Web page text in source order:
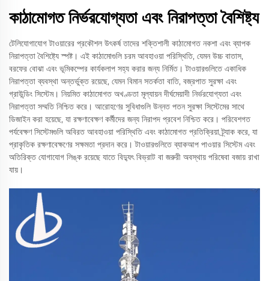
কাঠামোগত নির্ভরযোগ্যতা এবং নিরাপত্তা বৈশিষ্ট্য
টেলিযোগাযোগ টাওয়ারের প্রকৌশল উৎকর্ষ তাদের শক্তিশালী কাঠামোগত নকশা এবং ব্যাপক
নিরাপত্তা বৈশিষ্ট্যে স্পষ্ট। এই কাঠামোগুলি চরম আবহাওয়া পরিস্থিতি, যেমন উচ্চ বাতাস,
বরফের বোঝা এবং ভূমিকম্পের কার্যকলাপ সহ্য করার জন্য নির্মিত। টাওয়ারগুলিতে একাধিক
নিরাপত্তা ব্যবস্থা অন্তর্ভুক্ত রয়েছে, যেমন বিমান সতর্কতা বাতি, বজ্রপাত সুরক্ষা এবং
গ্রাউন্ডিং সিস্টেম। নিয়মিত কাঠামোগত অখণ্ডতা মূল্যায়ন দীর্ঘমেয়াদী নির্ভরযোগ্যতা এবং
নিরাপত্তা সম্মতি নিশ্চিত করে। আরোহণের সুবিধাগুলি উন্নত পতন সুরক্ষা সিস্টেমের সাথে
ডিজাইন করা হয়েছে, যা রক্ষণাবেক্ষণ কর্মীদের জন্য নিরাপদ প্রবেশ নিশ্চিত করে। পরিবেশগত
পর্যবেক্ষণ সিস্টেমগুলি অবিরত আবহাওয়া পরিস্থিতি এবং কাঠামোগত প্রতিক্রিয়া ট্র্যাক করে, যা
প্রাকৃতিক রক্ষণাবেক্ষণের সক্ষমতা প্রদান করে। টাওয়ারগুলিতে ব্যাকআপ পাওয়ার সিস্টেম এবং
অতিরিক্ত যোগাযোগ লিঙ্ক রয়েছে যাতে বিদ্যুৎ বিভ্রাট বা জরুরী অবস্থায় পরিষেবা বজায় রাখা
যায়।